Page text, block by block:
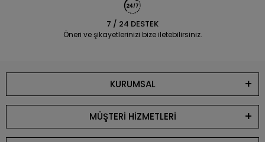
7 / 24 DESTEK
Öneri ve şikayetlerinizi bize iletebilirsiniz.
KURUMSAL
MÜŞTERİ HİZMETLERİ